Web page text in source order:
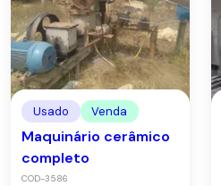
Usado Venda
Maquinário cerâmico
completo
COD-3586